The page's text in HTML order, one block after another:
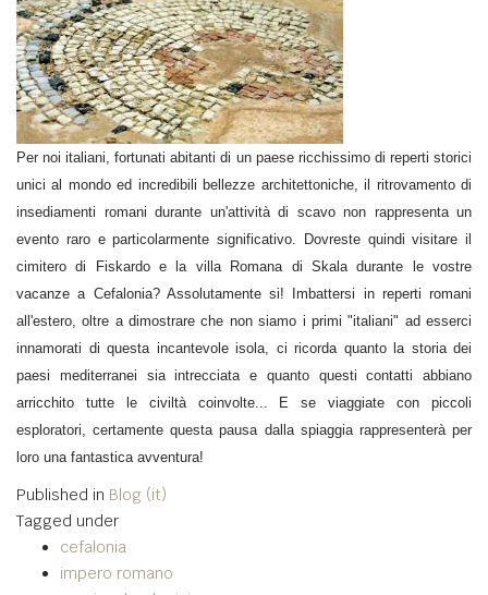
Per noi italiani, fortunati abitanti di un paese ricchissimo di reperti storici
unici al mondo ed incredibili bellezze architettoniche, il ritrovamento di
insediamenti romani durante un'attività di scavo non rappresenta un
evento raro e particolarmente significativo. Dovreste quindi visitare il
cimitero di Fiskardo e la villa Romana di Skala durante le vostre
vacanze a Cefalonia? Assolutamente si! Imbattersi in reperti romani
all'estero, oltre a dimostrare che non siamo i primi "italiani" ad esserci
innamorati di questa incantevole isola, ci ricorda quanto la storia dei
paesi mediterranei sia intrecciata e quanto questi contatti abbiano
arricchito tutte le civiltà coinvolte... E se viaggiate con piccoli
esploratori, certamente questa pausa dalla spiaggia rappresenterà per
loro una fantastica avventura!
Published in Blog (it)
Tagged under
cefalonia
impero romano